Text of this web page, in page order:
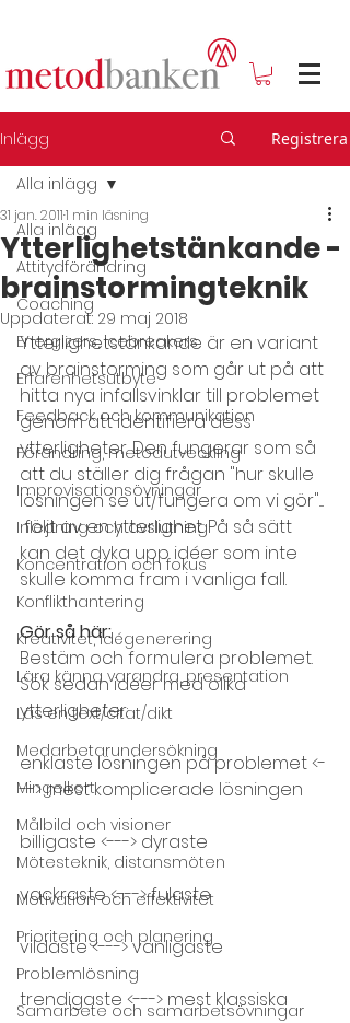
Inlägg Registrera
Alla inlägg
Attitydförändring
Coaching
Energizers, icebreakers
Erfarenhetsutbyte
Feedback och kommunikation
Förändring, metodutveckling
Improvisationsövningar
Inledning och avslutning
Koncentration och fokus
Konflikthantering
Kreativitet, idégenerering
Lära känna varandra, presentation
Läs en text/citat/dikt
Medarbetarundersökning
Mingelkort
Målbild och visioner
Mötesteknik, distansmöten
Motivation och effektivitet
Prioritering och planering
Problemlösning
Samarbete och samarbetsövningar
Alla inlägg
Ytterlighetstänkande -
brainstormingteknik
31 jan. 20111 min läsning
Uppdaterat: 29 maj 2018
Ytterlighetstänkande är en variant
av brainstorming som går ut på att
hitta nya infallsvinklar till problemet
genom att identifiera dess
ytterligheter. Den fungerar som så
att du ställer dig frågan "hur skulle
lösningen se ut/fungera om vi gör"....
följt av en ytterlighet. På så sätt
kan det dyka upp idéer som inte
skulle komma fram i vanliga fall.
Gör så här:
Bestäm och formulera problemet.
Sök sedan idéer med olika
ytterligheter:
enklaste lösningen på problemet <-
--> mest komplicerade lösningen
billigaste <---> dyraste
vackraste <---> fulaste
vildaste <---> vanligaste
trendigaste <---> mest klassiska